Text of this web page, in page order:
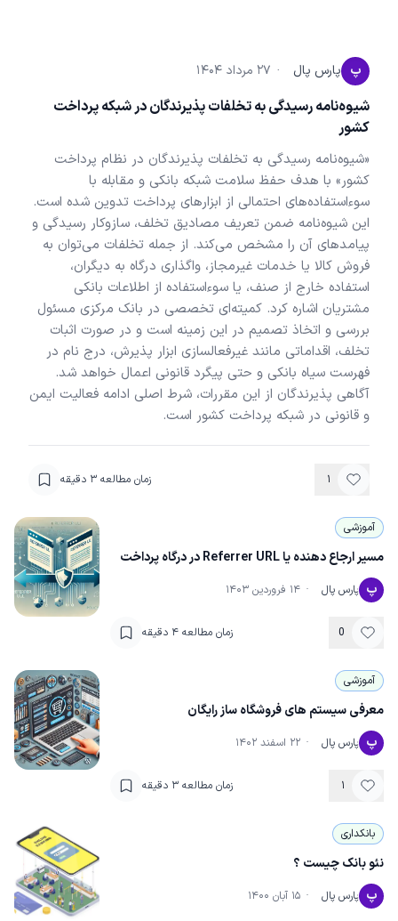
پ پارس پال · ۲۷ مرداد ۱۴۰۴
شیوه‌نامه رسیدگی به تخلفات پذیرندگان در شبکه پرداخت
کشور
«شیوه‌نامه رسیدگی به تخلفات پذیرندگان در نظام پرداخت
کشور» با هدف حفظ سلامت شبکه بانکی و مقابله با
سوءاستفاده‌های احتمالی از ابزارهای پرداخت تدوین شده است.
این شیوه‌نامه ضمن تعریف مصادیق تخلف، سازوکار رسیدگی و
پیامدهای آن را مشخص می‌کند. از جمله تخلفات می‌توان به
فروش کالا یا خدمات غیرمجاز، واگذاری درگاه به دیگران،
استفاده خارج از صنف، یا سوءاستفاده از اطلاعات بانکی
مشتریان اشاره کرد. کمیته‌ای تخصصی در بانک مرکزی مسئول
بررسی و اتخاذ تصمیم در این زمینه است و در صورت اثبات
تخلف، اقداماتی مانند غیرفعالسازی ابزار پذیرش، درج نام در
فهرست سیاه بانکی و حتی پیگرد قانونی اعمال خواهد شد.
آگاهی پذیرندگان از این مقررات، شرط اصلی ادامه فعالیت ایمن
و قانونی در شبکه پرداخت کشور است.
۱ زمان مطالعه ۳ دقیقه
آموزشی
مسیر ارجاع دهنده یا Referrer URL در درگاه پرداخت
پ پارس پال · ۱۴ فروردین ۱۴۰۳
0 زمان مطالعه ۴ دقیقه
آموزشی
معرفی سیستم های فروشگاه ساز رایگان
پ پارس پال · ۲۲ اسفند ۱۴۰۲
۱ زمان مطالعه ۳ دقیقه
بانکداری
نئو بانک چیست ؟
پ پارس پال · ۱۵ آبان ۱۴۰۰